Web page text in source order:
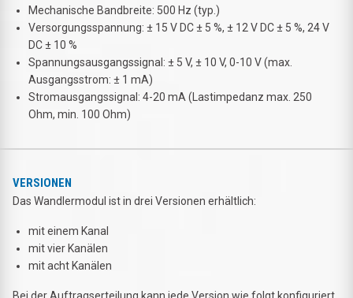
Mechanische Bandbreite: 500 Hz (typ.)
Versorgungsspannung: ± 15 V DC ± 5 %, ± 12 V DC ± 5 %, 24 V
DC ± 10 %
Spannungsausgangssignal: ± 5 V, ± 10 V, 0-10 V (max.
Ausgangsstrom: ± 1 mA)
Stromausgangssignal: 4-20 mA (Lastimpedanz max. 250
Ohm, min. 100 Ohm)
VERSIONEN
Das Wandlermodul ist in drei Versionen erhältlich:
mit einem Kanal
mit vier Kanälen
mit acht Kanälen
Bei der Auftragserteilung kann jede Version wie folgt konfiguriert